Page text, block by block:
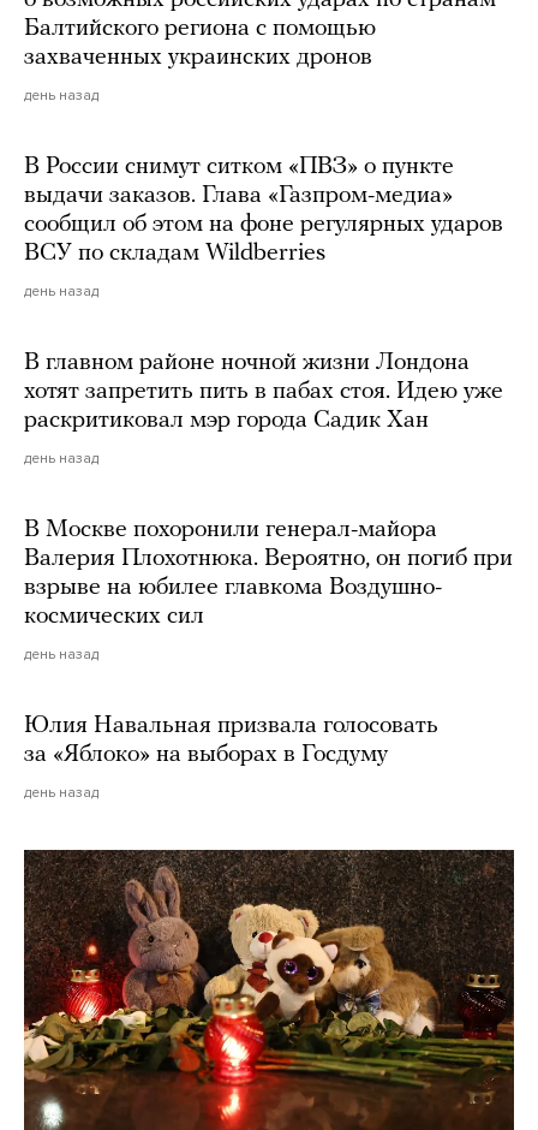
Балтийского региона с помощью
захваченных украинских дронов
день назад
В России снимут ситком «ПВЗ» о пункте
выдачи заказов. Глава «Газпром-медиа»
сообщил об этом на фоне регулярных ударов
ВСУ по складам Wildberries
день назад
В главном районе ночной жизни Лондона
хотят запретить пить в пабах стоя. Идею уже
раскритиковал мэр города Садик Хан
день назад
В Москве похоронили генерал-майора
Валерия Плохотнюка. Вероятно, он погиб при
взрыве на юбилее главкома Воздушно-
космических сил
день назад
Юлия Навальная призвала голосовать
за «Яблоко» на выборах в Госдуму
день назад